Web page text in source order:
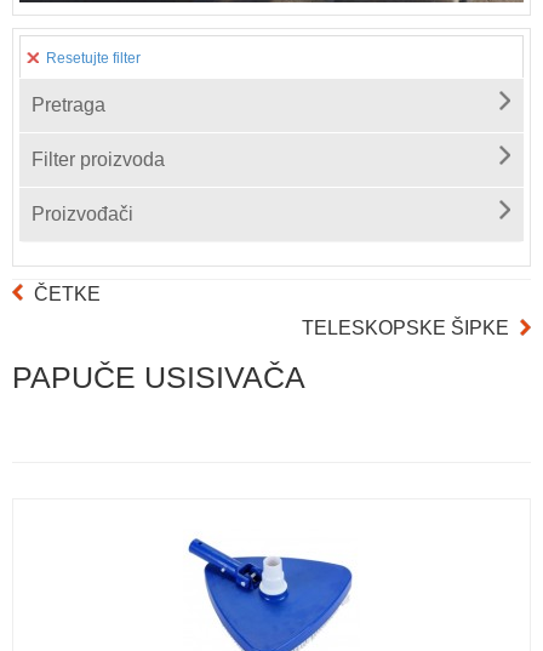
Resetujte filter
Pretraga
Filter proizvoda
Proizvođači
ČETKE
TELESKOPSKE ŠIPKE
PAPUČE USISIVAČA